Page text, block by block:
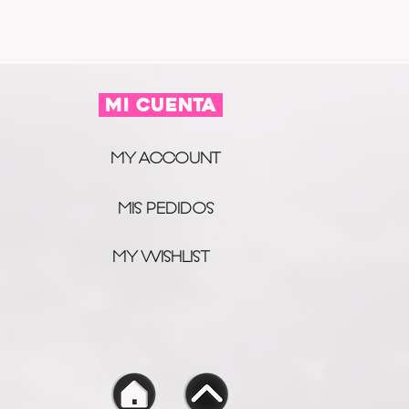
MI CUENTA
MY ACCOUNT
MIS PEDIDOS
MY WISHLIST